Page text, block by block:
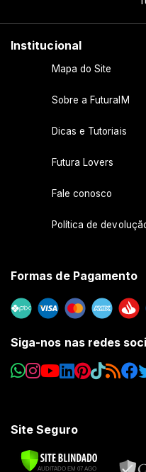
Institucional
Mapa do Site
Sobre a FuturaIM
Dicas e Tutoriais
Futura Lovers
Fale conosco
Política de
Formas de Pagamento
Siga-nos nas redes
Site Seguro